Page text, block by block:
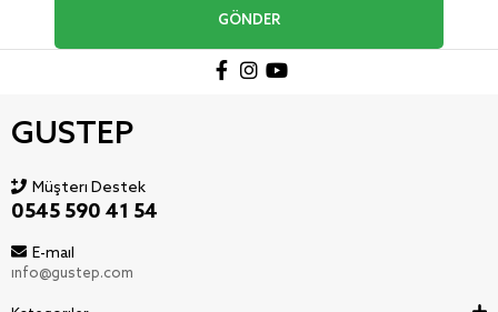
GÖNDER
GUSTEP
Müşteri Destek
0545 590 41 54
E-mail
info@gustep.com